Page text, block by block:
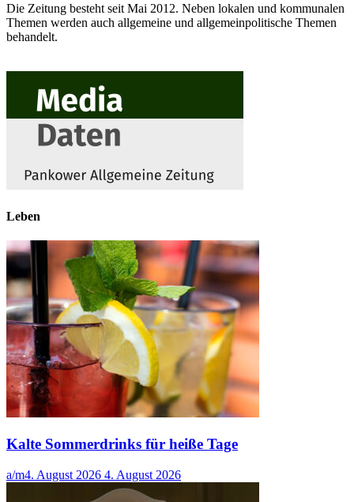
Die Zeitung besteht seit Mai 2012. Neben lokalen und kommunalen
Themen werden auch allgemeine und allgemeinpolitische Themen
behandelt.
Leben
Kalte Sommerdrinks für heiße Tage
a/m4. August 2026 4. August 2026